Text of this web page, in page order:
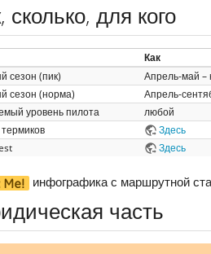
сколько, для кого
Как
сезон (пик)
Апрель-май –
сезон (норма)
Апрель-
уровень пилота
любой
Здесь
Здесь
инфографика с маршрутной
часть